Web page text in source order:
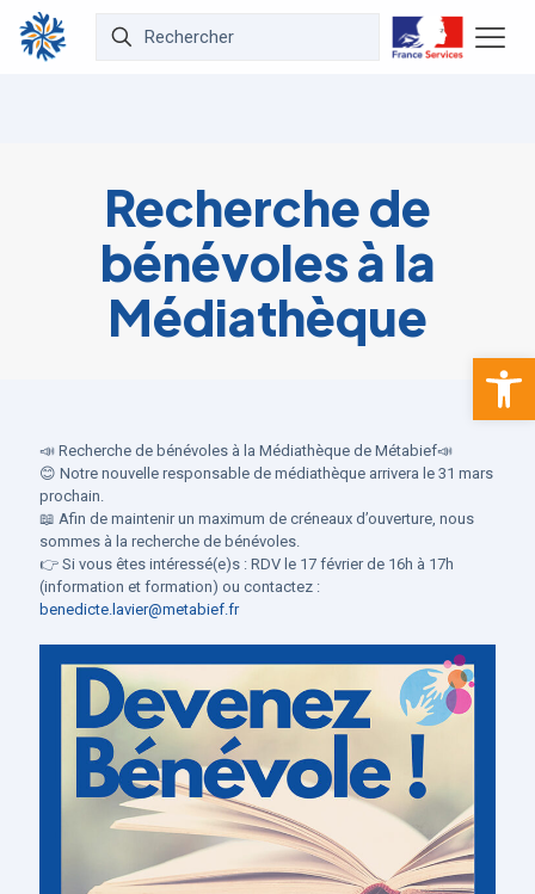
Ouvrir
Recherche de
bénévoles à la
Médiathèque
📣 Recherche de bénévoles à la Médiathèque de Métabief📣
😊 Notre nouvelle responsable de médiathèque arrivera le 31 mars
prochain.
📖 Afin de maintenir un maximum de créneaux d’ouverture, nous
sommes à la recherche de bénévoles.
👉 Si vous êtes intéressé(e)s : RDV le 17 février de 16h à 17h
(information et formation) ou contactez :
benedicte.lavier@metabief.fr